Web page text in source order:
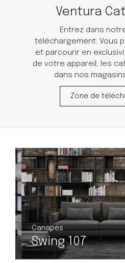
Ventura
Entrez dans
téléchargement: Vous
et parcourir en
de votre appareil, les
dans nos
Zone de
Canapés
Swing 107